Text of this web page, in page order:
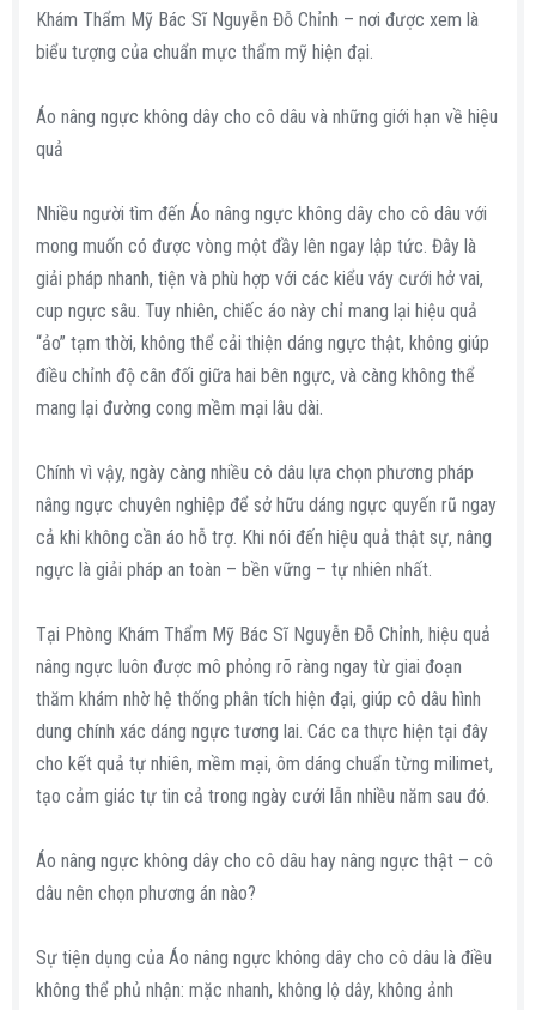
Khám Thẩm Mỹ Bác Sĩ Nguyễn Đỗ Chỉnh – nơi được xem là
biểu tượng của chuẩn mực thẩm mỹ hiện đại.
Áo nâng ngực không dây cho cô dâu và những giới hạn về hiệu
quả
Nhiều người tìm đến Áo nâng ngực không dây cho cô dâu với
mong muốn có được vòng một đầy lên ngay lập tức. Đây là
giải pháp nhanh, tiện và phù hợp với các kiểu váy cưới hở vai,
cup ngực sâu. Tuy nhiên, chiếc áo này chỉ mang lại hiệu quả
“ảo” tạm thời, không thể cải thiện dáng ngực thật, không giúp
điều chỉnh độ cân đối giữa hai bên ngực, và càng không thể
mang lại đường cong mềm mại lâu dài.
Chính vì vậy, ngày càng nhiều cô dâu lựa chọn phương pháp
nâng ngực chuyên nghiệp để sở hữu dáng ngực quyến rũ ngay
cả khi không cần áo hỗ trợ. Khi nói đến hiệu quả thật sự, nâng
ngực là giải pháp an toàn – bền vững – tự nhiên nhất.
Tại Phòng Khám Thẩm Mỹ Bác Sĩ Nguyễn Đỗ Chỉnh, hiệu quả
nâng ngực luôn được mô phỏng rõ ràng ngay từ giai đoạn
thăm khám nhờ hệ thống phân tích hiện đại, giúp cô dâu hình
dung chính xác dáng ngực tương lai. Các ca thực hiện tại đây
cho kết quả tự nhiên, mềm mại, ôm dáng chuẩn từng milimet,
tạo cảm giác tự tin cả trong ngày cưới lẫn nhiều năm sau đó.
Áo nâng ngực không dây cho cô dâu hay nâng ngực thật – cô
dâu nên chọn phương án nào?
Sự tiện dụng của Áo nâng ngực không dây cho cô dâu là điều
không thể phủ nhận: mặc nhanh, không lộ dây, không ảnh